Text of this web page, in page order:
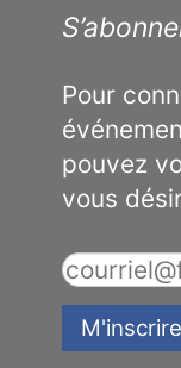
Pour
pouvez
vous